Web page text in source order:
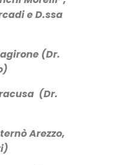
e D.ssa
(Dr.
(Dr.
Arezzo,